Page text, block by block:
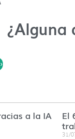
¿Alguna
a la IA
El
31/